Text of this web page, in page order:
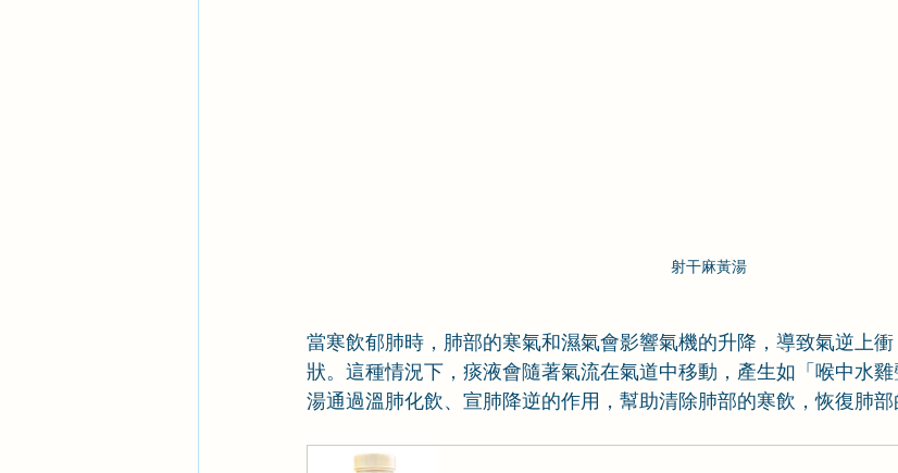
射干麻黃湯
當寒飲郁肺時，肺部的寒氣和濕氣會影響氣機的升降，導致氣逆上
狀。這種情況下，痰液會隨著氣流在氣道中移動，產生如「喉中水
湯通過溫肺化飲、宣肺降逆的作用，幫助清除肺部的寒飲，恢復肺部